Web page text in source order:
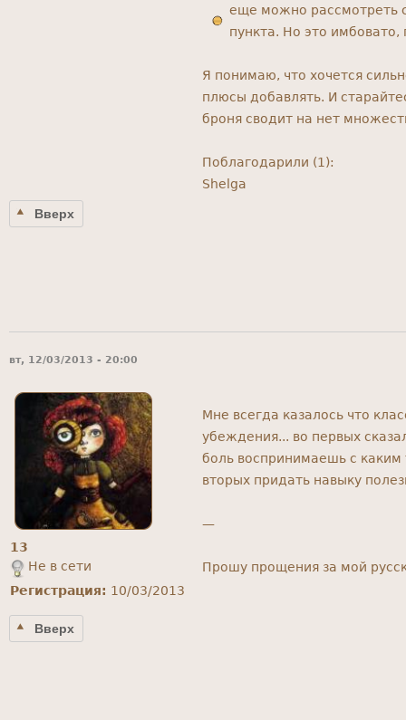
еще можно рассмотреть
пункта. Но это
Я понимаю, что хочется
плюсы добавлять. И
броня сводит на нет
Поблагодарили (1):
Shelga
Вверх
вт, 12/03/2013 - 20:00
13
Не в сети
Регистрация: 10/03/2013
Мне всегда казалось что
убеждения... во первых
боль воспринимаешь с каким
вторых придать навыку
—
Прошу прощения за мой
Вверх